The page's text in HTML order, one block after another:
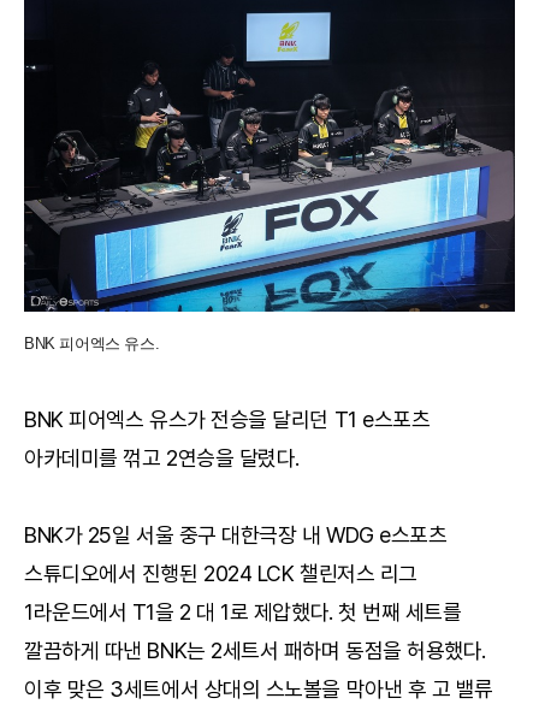
BNK 피어엑스 유스.
BNK 피어엑스 유스가 전승을 달리던 T1 e스포츠
아카데미를 꺾고 2연승을 달렸다.
BNK가 25일 서울 중구 대한극장 내 WDG e스포츠
스튜디오에서 진행된 2024 LCK 챌린저스 리그
1라운드에서 T1을 2 대 1로 제압했다. 첫 번째 세트를
깔끔하게 따낸 BNK는 2세트서 패하며 동점을 허용했다.
이후 맞은 3세트에서 상대의 스노볼을 막아낸 후 고 밸류